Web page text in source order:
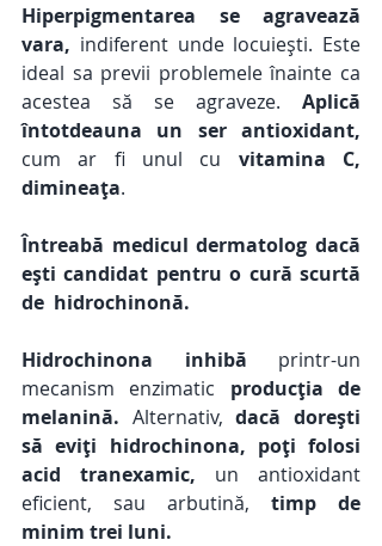
Hiperpigmentarea se agravează
vara, indiferent unde locuiești. Este
ideal sa previi problemele înainte ca
acestea să se agraveze. Aplică
întotdeauna un ser antioxidant,
cum ar fi unul cu vitamina C,
dimineața.
Întreabă medicul dermatolog dacă
ești candidat pentru o cură scurtă
de  hidrochinonă.
Hidrochinona inhibă printr-un
mecanism enzimatic producția de
melanină. Alternativ, dacă dorești
să eviți hidrochinona, poți folosi
acid tranexamic, un antioxidant
eficient, sau arbutină, timp de
minim trei luni.